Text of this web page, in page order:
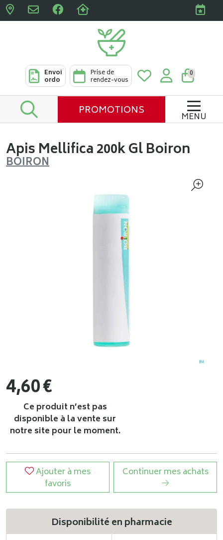
Pharmacies Clabots &
Envoi
ordo
Prise de
rendez-vous
0
PROMOTIONS MENU
Apis Mellifica 200k Gl Boiron
BOIRON
4,60€
Ce produit n’est pas
disponible à la vente sur
notre site pour le moment.
Ajouter à mes
favoris
Continuer mes achats
Disponibilité en pharmacie